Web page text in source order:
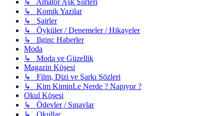
↳ Amatör Aşk Şiirleri
↳ Komik Yazilar
↳ Şairler
↳ Öyküler / Denemeler / Hikayeler
↳ Ilginç Haberler
Moda
↳ Moda ve Güzellik
Magazin Köşesi
↳ Film, Dizi ve Şarkı Sözleri
↳ Kim KiminLe Nerde ? Napıyor ?
Okul Köşesi
↳ Ödevler / Sınavlar